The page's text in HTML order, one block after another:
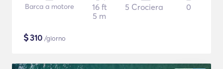
Barca a motore
16 ft
5 m
5 Crociera 0
$310 /giorno